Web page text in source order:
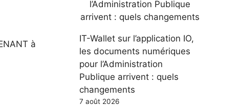
à
IT-Wallet sur l’application IO,
les documents numériques
pour l’Administration
Publique arrivent : quels
changements
7 août 2026